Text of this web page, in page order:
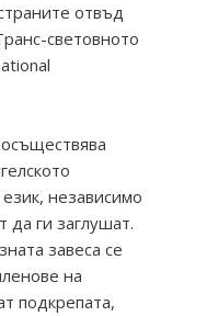
отвъд
световното
независимо
да ги заглушат.
завеса се
на
подкрепата,